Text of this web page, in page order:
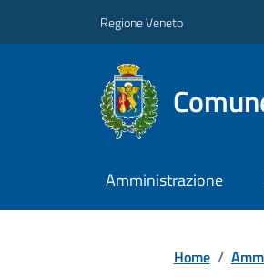
Regione Veneto
Amministrazione
Home /